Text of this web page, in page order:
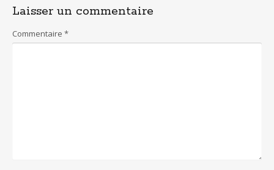
Laisser un commentaire
Commentaire *